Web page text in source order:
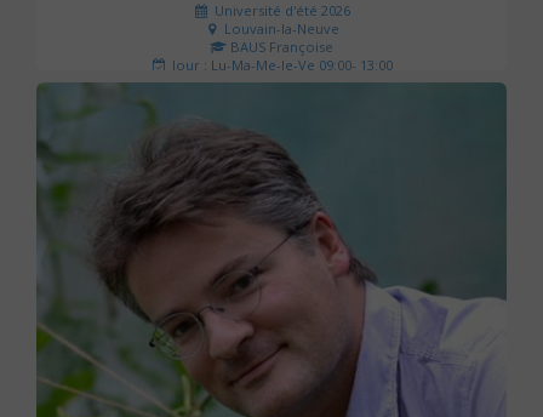
Université d'été 2026
Louvain-la-Neuve
BAUS Françoise
Jour : Lu-Ma-Me-Je-Ve 09:00- 13:00
Nombre de séances : 3